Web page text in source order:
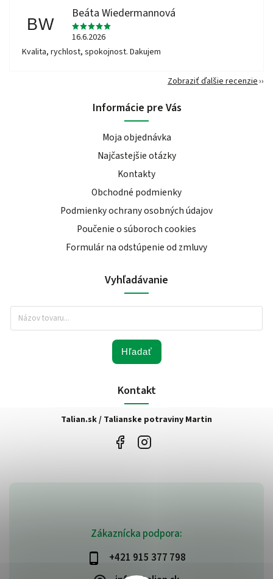
BW
Beáta Wiedermannová
16.6.2026
Kvalita, rychlost, spokojnost. Dakujem
Zobraziť ďalšie recenzie
Zákaznícka podpora:
+421 915 377 798
Informácie pre Vás
Moja objednávka
Najčastejšie otázky
Kontakty
Obchodné podmienky
Podmienky ochrany osobných údajov
Poučenie o súboroch cookies
Formulár na odstúpenie od zmluvy
Vyhľadávanie
Hľadať
Kontakt
Talian.sk / Talianske potraviny Martin